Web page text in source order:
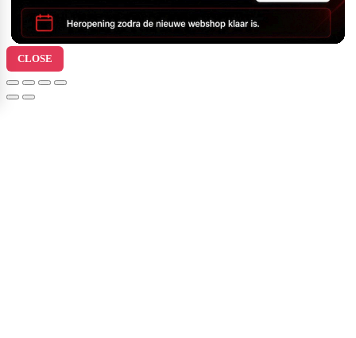
CLOSE